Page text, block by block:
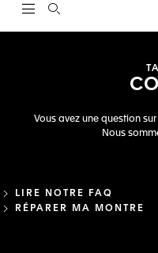
Ouvrir la barre de
Vous avez une question
Nous
LIRE NOTRE FAQ
RÉPARER MA MONTRE